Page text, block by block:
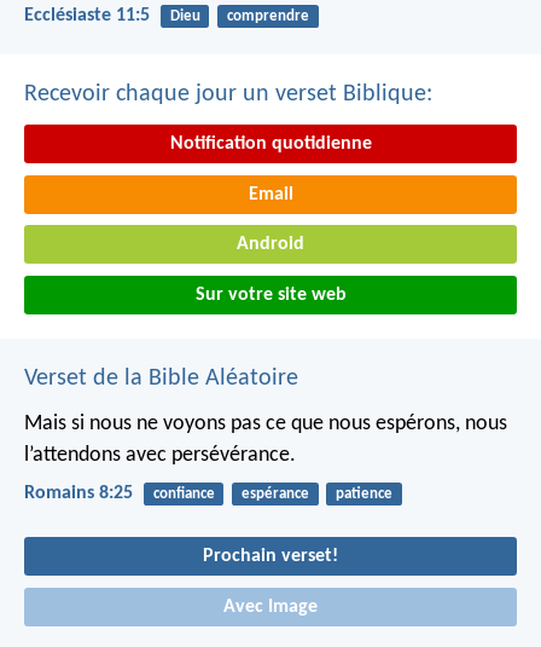
Ecclésiaste 11:5 Dieu comprendre
Recevoir chaque jour un verset Biblique:
Notification quotidienne
Email
Android
Sur votre site web
Verset de la Bible Aléatoire
Mais si nous ne voyons pas ce que nous espérons, nous
l’attendons avec persévérance.
Romains 8:25 confiance espérance patience
Prochain verset!
Avec Image